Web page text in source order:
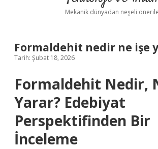
Yasal Uyarı
Mekanik dünyadan neşeli
Formaldehit nedir ne işe
Tarih: Şubat 18, 2026
Formaldehit Nedir,
Yarar? Edebiyat
Perspektifinden Bir
İnceleme